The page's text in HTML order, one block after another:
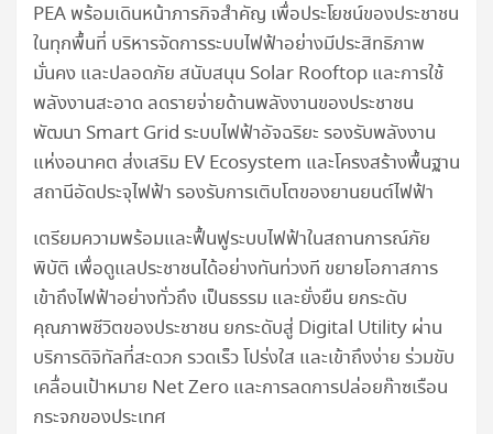
PEA พร้อมเดินหน้าภารกิจสำคัญ เพื่อประโยชน์ของประชาชน
ในทุกพื้นที่ บริหารจัดการระบบไฟฟ้าอย่างมีประสิทธิภาพ
มั่นคง และปลอดภัย สนับสนุน Solar Rooftop และการใช้
พลังงานสะอาด ลดรายจ่ายด้านพลังงานของประชาชน
พัฒนา Smart Grid ระบบไฟฟ้าอัจฉริยะ รองรับพลังงาน
แห่งอนาคต ส่งเสริม EV Ecosystem และโครงสร้างพื้นฐาน
สถานีอัดประจุไฟฟ้า รองรับการเติบโตของยานยนต์ไฟฟ้า
เตรียมความพร้อมและฟื้นฟูระบบไฟฟ้าในสถานการณ์ภัย
พิบัติ เพื่อดูแลประชาชนได้อย่างทันท่วงที ขยายโอกาสการ
เข้าถึงไฟฟ้าอย่างทั่วถึง เป็นธรรม และยั่งยืน ยกระดับ
คุณภาพชีวิตของประชาชน ยกระดับสู่ Digital Utility ผ่าน
บริการดิจิทัลที่สะดวก รวดเร็ว โปร่งใส และเข้าถึงง่าย ร่วมขับ
เคลื่อนเป้าหมาย Net Zero และการลดการปล่อยก๊าซเรือน
กระจกของประเทศ